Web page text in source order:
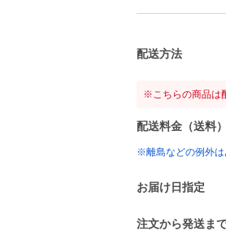
配送方法
※こちらの商品は
配送料金（送料）
※離島などの例外は
お届け日指定
注文から発送ま